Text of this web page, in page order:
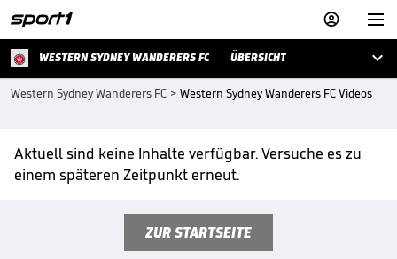


WESTERN SYDNEY WANDERERS FC ÜBERSICHT 
Western Sydney Wanderers FC > Western Sydney Wanderers FC Videos
Aktuell sind keine Inhalte verfügbar. Versuche es zu
einem späteren Zeitpunkt erneut.
ZUR STARTSEITE